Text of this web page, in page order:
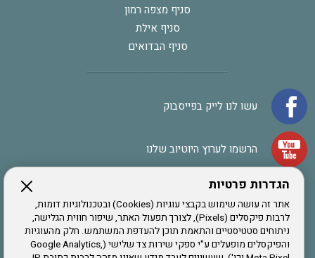
הגדרות פרטיות
אתר זה עושה שימוש בקבצי עוגיות (Cookies) ובטכנולוגיות דומות,
לרבות פיקסלים (Pixels), לצורך תפעול האתר, שיפור חווית הגלישה,
ניתוחים סטטיסטיים והתאמת תוכן להעדפת המשתמש. חלק מהעוגיות
והפיקסלים מופעלים ע"י ספקי שירות צד שלישי (Google Analytics,
סניף מצפה רמון
סניף אילת
סניף הבדואים
עשו לנו לייק בפייסבוק
הרשמו לערוץ היוטיוב שלנו
אתר צה"ל